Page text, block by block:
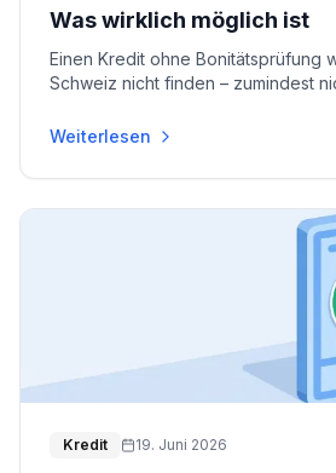
Was wirklich möglich ist
Einen Kredit ohne Bonitätsprüfung
Schweiz nicht finden – zumindest
Weiterlesen
Kredit 19. Juni 2026